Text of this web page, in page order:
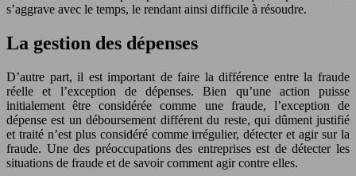
s’aggrave avec le temps, le rendant ainsi difficile à résoudre.
La gestion des dépenses
D’autre part, il est important de faire la différence entre la fraude
réelle et l’exception de dépenses. Bien qu’une action puisse
initialement être considérée comme une fraude, l’exception de
dépense est un déboursement différent du reste, qui dûment justifié
et traité n’est plus considéré comme irrégulier, détecter et agir sur la
fraude. Une des préoccupations des entreprises est de détecter les
situations de fraude et de savoir comment agir contre elles.